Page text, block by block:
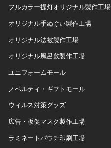
フルカラー提灯オリジナル製作工場
オリジナル手ぬぐい製作工場
オリジナル法被製作工場
オリジナル風呂敷製作工場
ユニフォームモール
ノベルティ・ギフトモール
ウィルス対策グッズ
広告・販促マスク製作工場
ラミネートパウチ印刷工場